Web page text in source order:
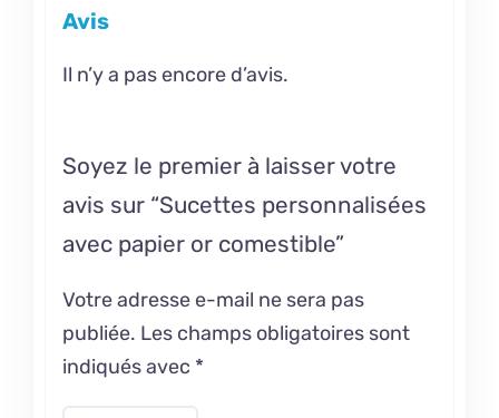
Avis
Il n’y a pas encore d’avis.
Soyez le premier à laisser votre
avis sur “Sucettes personnalisées
avec papier or comestible”
Votre adresse e-mail ne sera pas
publiée. Les champs obligatoires sont
indiqués avec *